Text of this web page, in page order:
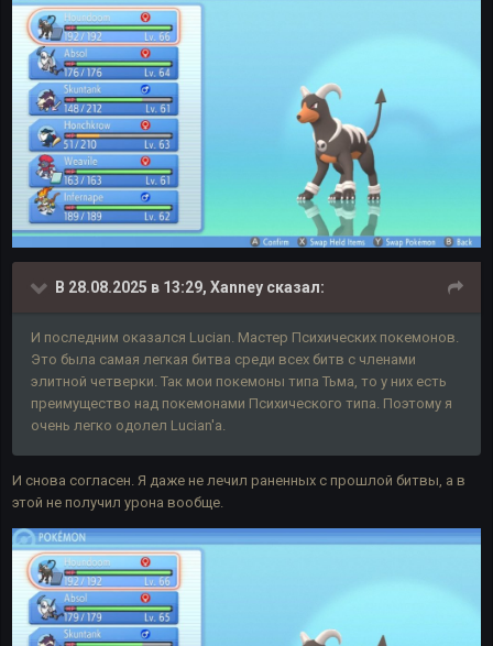
В 28.08.2025 в 13:29, Xanney сказал:
И последним оказался Lucian. Мастер Психических покемонов.
Это была самая легкая битва среди всех битв с членами
элитной четверки. Так мои покемоны типа Тьма, то у них есть
преимущество над покемонами Психического типа. Поэтому я
очень легко одолел Lucian'а.
И снова согласен. Я даже не лечил раненных с прошлой битвы, а в
этой не получил урона вообще.